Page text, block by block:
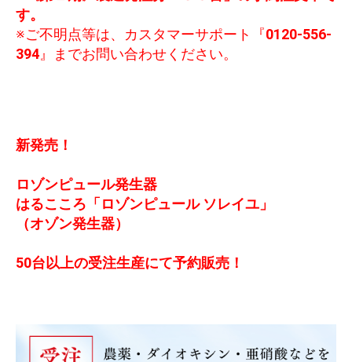
す。
※ご不明点等は、カスタマーサポート『0120-556-
394 』までお問い合わせください。
新発売！
ロゾンピュール発生器
はるこころ「ロゾンピュール ソレイユ」
（オゾン発生器）
50台以上の受注生産にて予約販売！